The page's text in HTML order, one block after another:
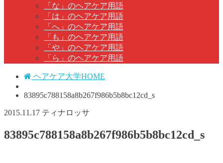
「な」のヘアケア用語
「は」のヘアケア用語
「へ」のヘアケア用語
「も」のヘアケア用語
「や」のヘアケア用語
「ら」のヘアケア用語
ヘアケア大学HOME
83895c788158a8b267f986b5b8bc12cd_s
2015.11.17 ティナロッサ
83895c788158a8b267f986b5b8bc12cd_s